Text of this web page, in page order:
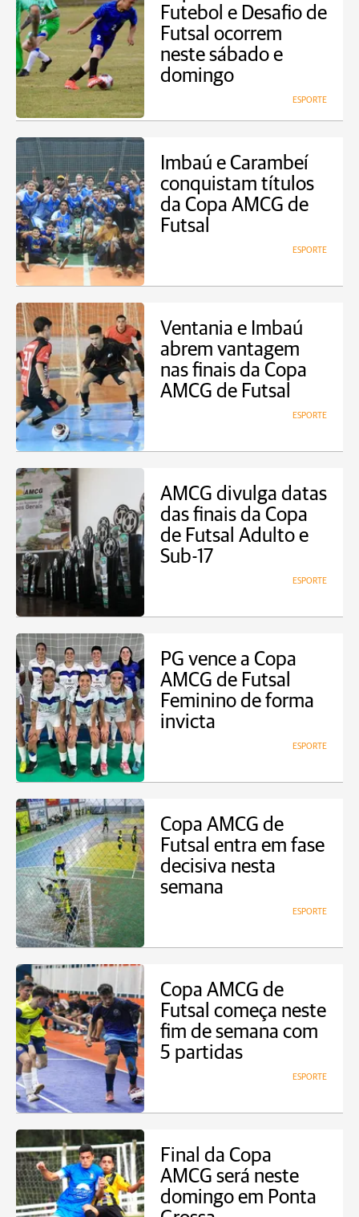
Futebol e Desafio de
Futsal ocorrem
neste sábado e
domingo
ESPORTE
Imbaú e Carambeí
conquistam títulos
da Copa AMCG de
Futsal
ESPORTE
Ventania e Imbaú
abrem vantagem
nas finais da Copa
AMCG de Futsal
ESPORTE
AMCG divulga datas
das finais da Copa
de Futsal Adulto e
Sub-17
ESPORTE
PG vence a Copa
AMCG de Futsal
Feminino de forma
invicta
ESPORTE
Copa AMCG de
Futsal entra em fase
decisiva nesta
semana
ESPORTE
Copa AMCG de
Futsal começa neste
fim de semana com
5 partidas
ESPORTE
Final da Copa
AMCG será neste
domingo em Ponta